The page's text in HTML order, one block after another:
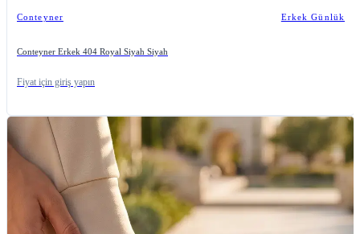
Conteyner Erkek Günlük
Conteyner Erkek 404 Royal Siyah Siyah
Fiyat için giriş yapın